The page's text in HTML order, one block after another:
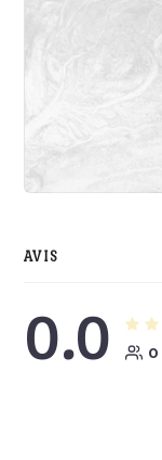
AVIS
0.0 0